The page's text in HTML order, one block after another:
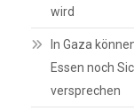
wird
In Gaza
Essen noch
versprechen